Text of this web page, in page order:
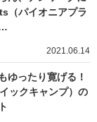
（パイオニアプラ
2021.06.14
ゆったり寛げる！
ックキャンプ）の